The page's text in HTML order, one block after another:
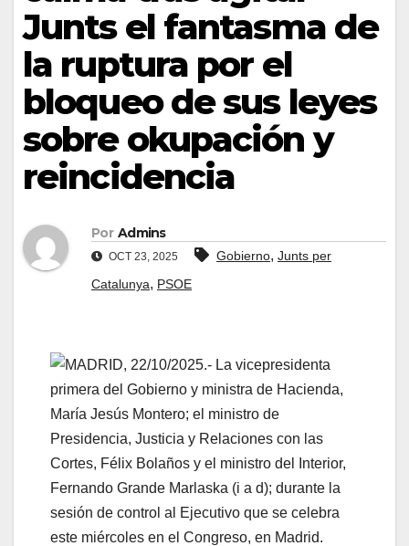
Junts el fantasma de
la ruptura por el
bloqueo de sus leyes
sobre okupación y
reincidencia
Por Admins
OCT 23, 2025 Gobierno, Junts per
Catalunya, PSOE